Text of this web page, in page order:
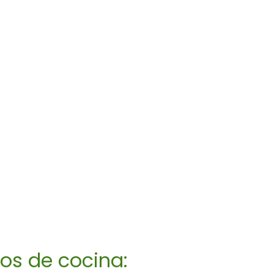
de cocina: